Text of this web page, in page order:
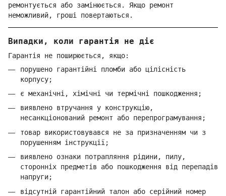
ремонтується або замінюється. Якщо ремонт
неможливий, гроші повертаються.
Випадки, коли гарантія не діє
Гарантія не поширюється, якщо:
порушено гарантійні пломби або цілісність
корпусу;
є механічні, хімічні чи термічні пошкодження;
виявлено втручання у конструкцію,
несанкціонований ремонт або перепрограмування;
товар використовувався не за призначенням чи з
порушенням інструкції;
виявлено ознаки потрапляння рідини, пилу,
сторонніх предметів або пошкодження від перепадів
напруги;
відсутній гарантійний талон або серійний номер